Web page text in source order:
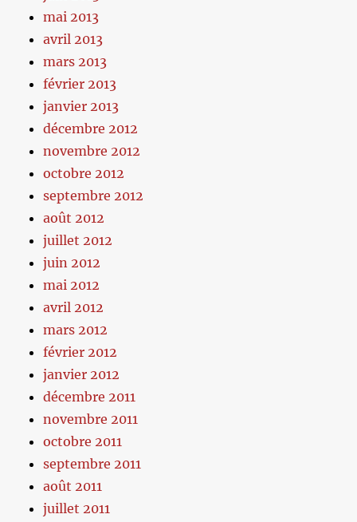
mai 2013
avril 2013
mars 2013
février 2013
janvier 2013
décembre 2012
novembre 2012
octobre 2012
septembre 2012
août 2012
juillet 2012
juin 2012
mai 2012
avril 2012
mars 2012
février 2012
janvier 2012
décembre 2011
novembre 2011
octobre 2011
septembre 2011
août 2011
juillet 2011